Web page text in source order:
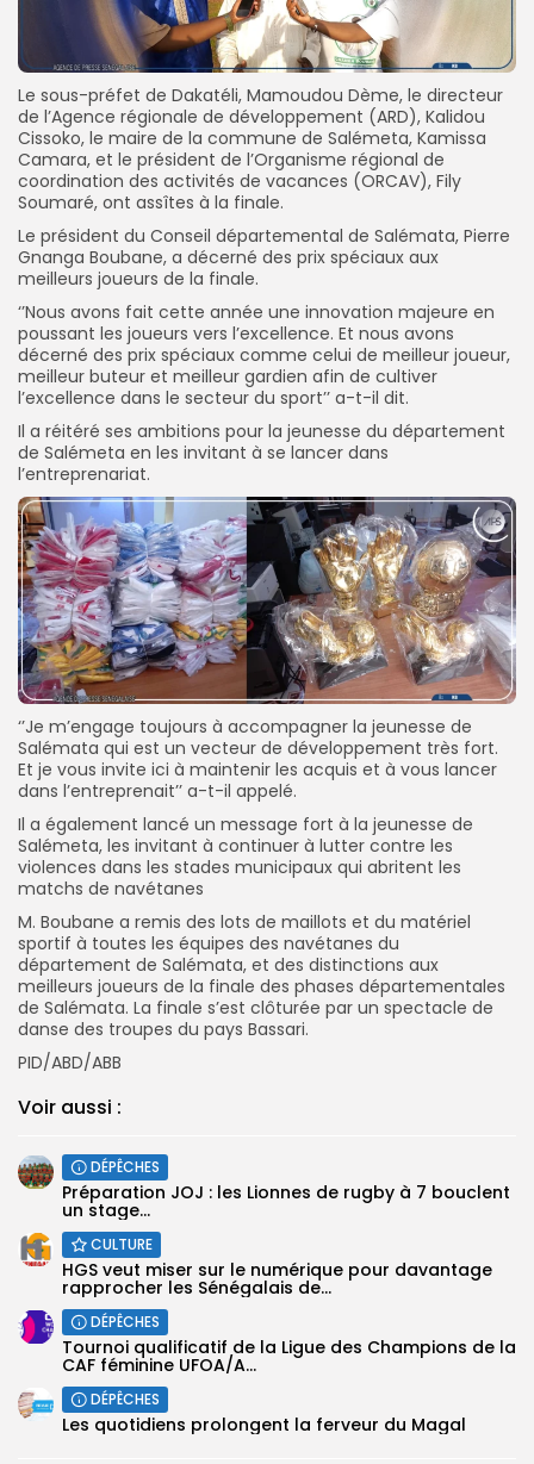
Le sous-préfet de Dakatéli, Mamoudou Dème, le directeur
de l’Agence régionale de développement (ARD), Kalidou
Cissoko, le maire de la commune de Salémeta, Kamissa
Camara, et le président de l’Organisme régional de
coordination des activités de vacances (ORCAV), Fily
Soumaré, ont assîtes à la finale.
Le président du Conseil départemental de Salémata, Pierre
Gnanga Boubane, a décerné des prix spéciaux aux
meilleurs joueurs de la finale.
‘’Nous avons fait cette année une innovation majeure en
poussant les joueurs vers l’excellence. Et nous avons
décerné des prix spéciaux comme celui de meilleur joueur,
meilleur buteur et meilleur gardien afin de cultiver
l’excellence dans le secteur du sport’’ a-t-il dit.
Il a réitéré ses ambitions pour la jeunesse du département
de Salémeta en les invitant à se lancer dans
l’entreprenariat.
‘’Je m’engage toujours à accompagner la jeunesse de
Salémata qui est un vecteur de développement très fort.
Et je vous invite ici à maintenir les acquis et à vous lancer
dans l’entreprenait’’ a-t-il appelé.
Il a également lancé un message fort à la jeunesse de
Salémeta, les invitant à continuer à lutter contre les
violences dans les stades municipaux qui abritent les
matchs de navétanes
M. Boubane a remis des lots de maillots et du matériel
sportif à toutes les équipes des navétanes du
département de Salémata, et des distinctions aux
meilleurs joueurs de la finale des phases départementales
de Salémata. La finale s’est clôturée par un spectacle de
danse des troupes du pays Bassari.
PID/ABD/ABB
Voir aussi :
DÉPÊCHES
Préparation JOJ : les Lionnes de rugby à 7 bouclent
un stage...
CULTURE
HGS veut miser sur le numérique pour davantage
rapprocher les Sénégalais de...
DÉPÊCHES
‎Tournoi qualificatif de la Ligue des Champions de la
CAF féminine UFOA/A...
DÉPÊCHES
Les quotidiens prolongent la ferveur du Magal